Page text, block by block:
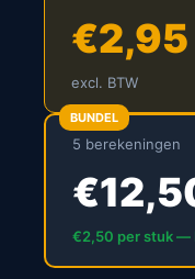
€2,95
excl. BTW
BUNDEL
5 berekeningen
€2,50 per stuk —